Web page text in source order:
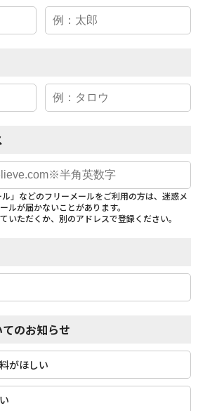
ル」などのフリーメールをご利用の方は、迷惑メ
ルが届かないことがあります。
いただくか、別のアドレスで登録ください。
のお知らせ
がほしい